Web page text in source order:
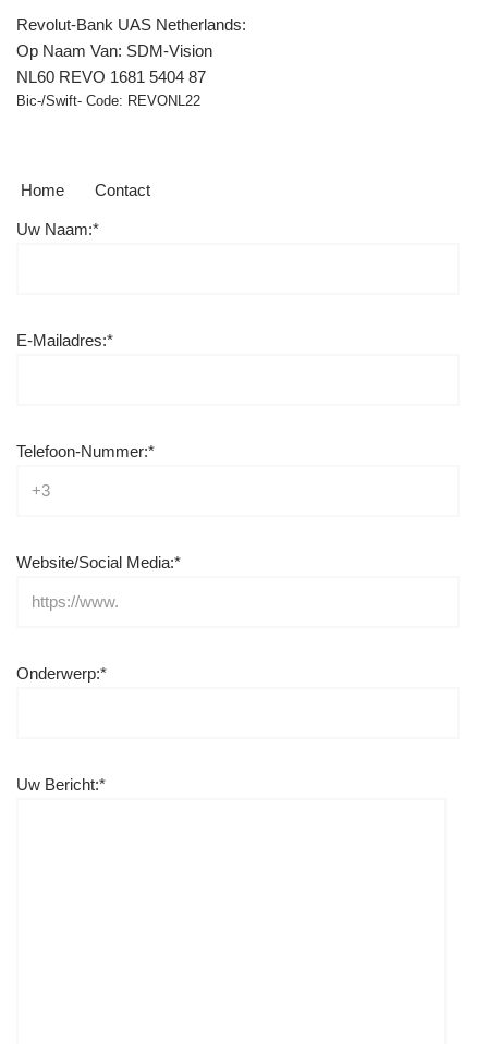
Revolut-Bank UAS Netherlands:
Op Naam Van: SDM-Vision
NL60 REVO 1681 5404 87
Bic-/Swift- Code: REVONL22
Home Contact
Uw Naam:*
E-Mailadres:*
Telefoon-Nummer:*
Website/Social Media:*
Onderwerp:*
Uw Bericht:*